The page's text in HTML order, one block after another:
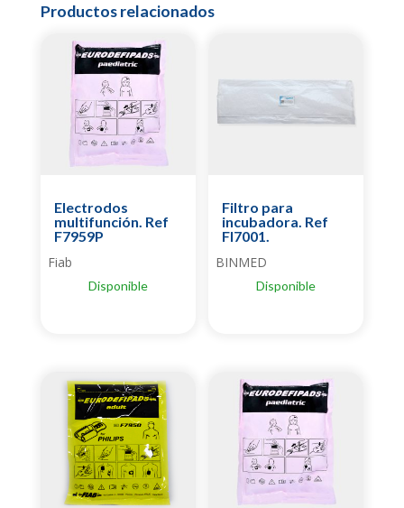
Productos relacionados
Electrodos
multifunción. Ref
F7959P
Fiab
Disponible
Filtro para
incubadora. Ref
FI7001.
BINMED
Disponible